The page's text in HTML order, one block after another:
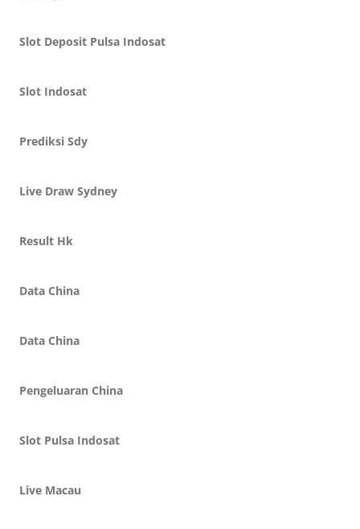
Slot Deposit Pulsa Indosat
Slot Indosat
Prediksi Sdy
Live Draw Sydney
Result Hk
Data China
Data China
Pengeluaran China
Slot Pulsa Indosat
Live Macau